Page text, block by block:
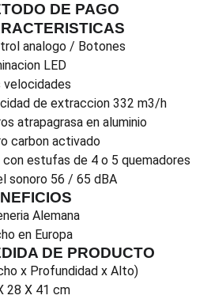
DE PAGO
analogo / Botones
LED
velocidades
de extraccion 332 m3/h
atrapagrasa en aluminio
carbon activado
con estufas de 4 o 5 quemadores
sonoro 56 / 65 dBA
Alemana
en Europa
DE PRODUCTO
x Profundidad x Alto)
28 X 41 cm